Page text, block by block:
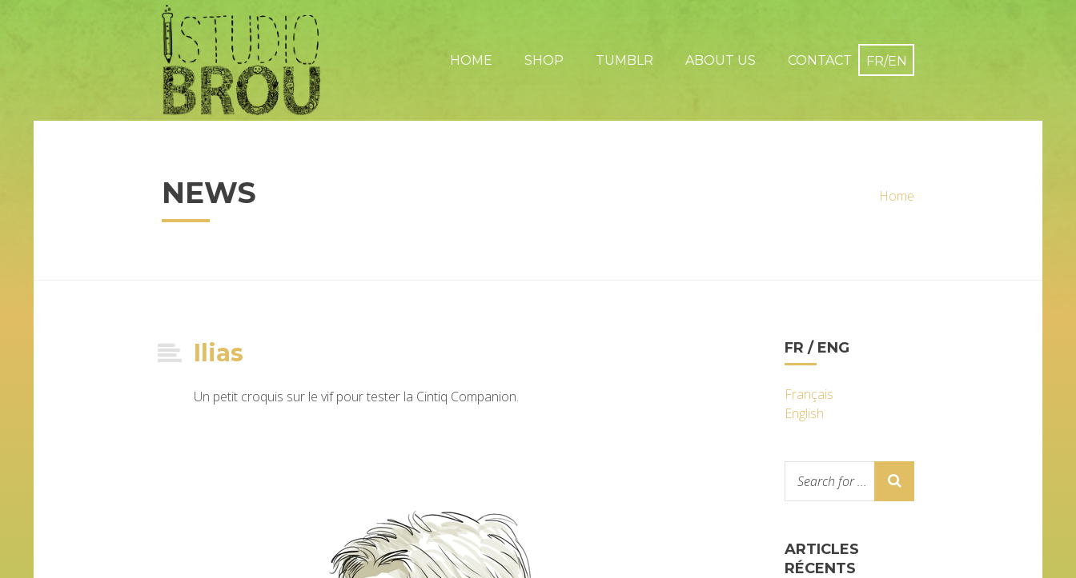
HOME SHOP TUMBLR ABOUT US CONTACT
NEWS Home
Ilias
Un petit croquis sur le vif pour tester la Cintiq Companion.
FR / ENG
Français
English
ARTICLES
RÉCENTS